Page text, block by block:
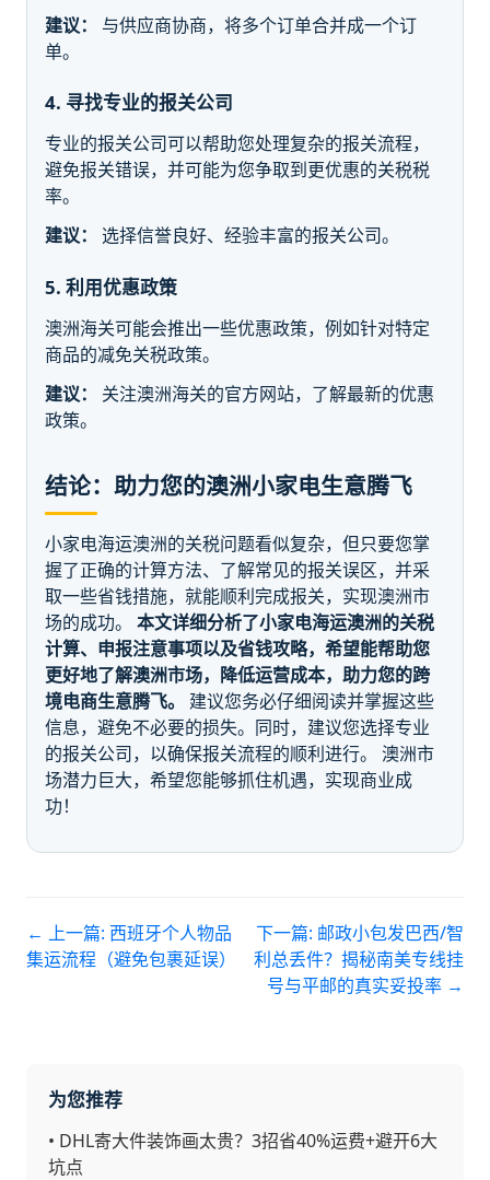
建议：
与供应商协商，将多个订单合并成一个订
单。
4. 寻找专业的报关公司
专业的报关公司可以帮助您处理复杂的报关流程，
避免报关错误，并可能为您争取到更优惠的关税税
率。
建议：
选择信誉良好、经验丰富的报关公司。
5. 利用优惠政策
澳洲海关可能会推出一些优惠政策，例如针对特定
商品的减免关税政策。
建议：
关注澳洲海关的官方网站，了解最新的优惠
政策。
结论：助力您的澳洲小家电生意腾飞
小家电海运澳洲的关税问题看似复杂，但只要您掌
握了正确的计算方法、了解常见的报关误区，并采
取一些省钱措施，就能顺利完成报关，实现澳洲市
场的成功。 本文详细分析了小家电海运澳洲的关税
计算、申报注意事项以及省钱攻略，希望能帮助您
更好地了解澳洲市场，降低运营成本，助力您的跨
境电商生意腾飞。
建议您务必仔细阅读并掌握这些
信息，避免不必要的损失。同时，建议您选择专业
的报关公司，以确保报关流程的顺利进行。 澳洲市
场潜力巨大，希望您能够抓住机遇，实现商业成
功！
← 上一篇: 西班牙个人物品
集运流程（避免包裹延误）
下一篇: 邮政小包发巴西/智
利总丢件？揭秘南美专线挂
号与平邮的真实妥投率 →
为您推荐
• DHL寄大件装饰画太贵？3招省40%运费+避开6大
坑点